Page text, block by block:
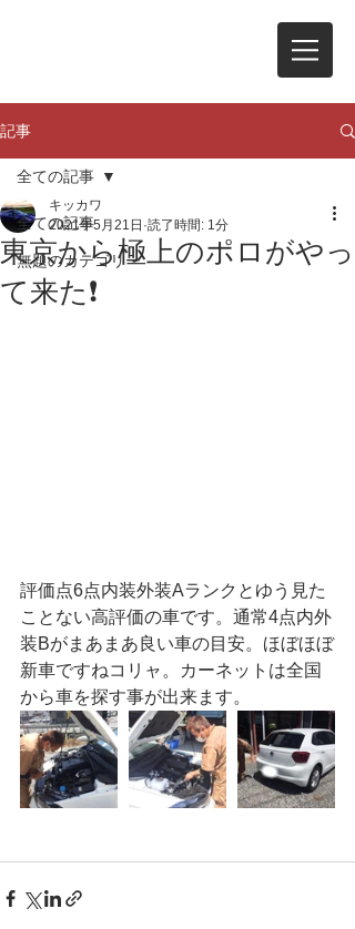
記事
全ての記事
無題のカテゴリー
全ての記事
東京から極上のポロがやっ
て来た❗️
キッカワ
2021年5月21日 読了時間: 1分
評価点6点内装外装Aランクとゆう見た
ことない高評価の車です。通常4点内外
装Bがまあまあ良い車の目安。ほぼほぼ
新車ですねコリャ。カーネットは全国
から車を探す事が出来ます。